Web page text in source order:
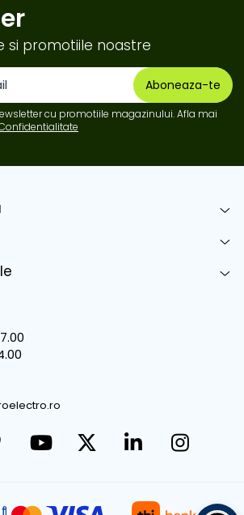
si promotiile noastre
cu promotiile magazinului. Afla mai